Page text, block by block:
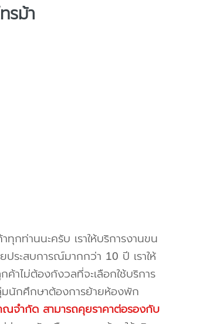
รม้า
กท่านนะครับ เราให้บริการงานขน
ะสบการณ์มากกว่า 10 ปี เราให้
าไม่ต้องกังวลที่จะเลือกใช้บริการ
มนักศึกษาต้องการย้ายห้องพัก
จำกัด สามารถคุยราคาต่อรองกับ